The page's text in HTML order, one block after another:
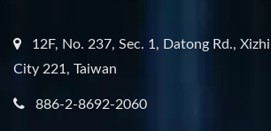
12F, No. 237, Sec. 1, Datong Rd.,
City 221, Taiwan
886-2-8692-2060